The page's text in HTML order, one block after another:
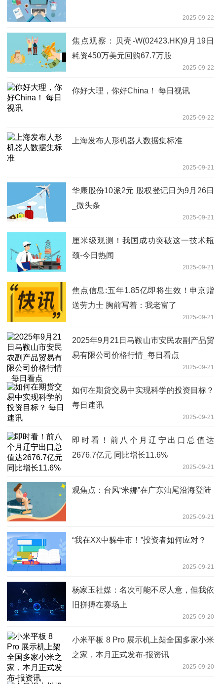
2025-09-22
焦点观察：贝壳-W(02423.HK)9月19日
耗资450万美元回购67.7万股
2025-09-22
你好大理，你好China！ 每日视讯
2025-09-22
上海发布人形机器人数据集标准
2025-09-21
华康股份10派2元 股权登记日为9月26日
_微头条
2025-09-21
厘米级观测！我国成功突破这一技术瓶
颈-今日热闻
2025-09-21
焦点信息:五年1.85亿即将生效！申京赠
送劳力士 胸前写着：我老富了
2025-09-21
2025年9月21日马鞍山市安民农副产品贸
易有限公司价格行情_每日看点
2025-09-21
如何在期货交易中实现科学的投资目标？
每日速讯
2025-09-21
即时看！前八个月辽宁出口总值达
2676.7亿元 同比增长11.6%
2025-09-21
观焦点：台风“米娜”在广东汕尾沿海登陆
2025-09-21
“我在XX中躲牛市！”投资者如何应对？
2025-09-21
杨家玉社媒：名次可能不尽人意，但我依
旧拼搏在赛场上
2025-09-20
小米平板 8 Pro 展示机上架全国多家小米
之家，本月正式发布-报资讯
2025-09-20